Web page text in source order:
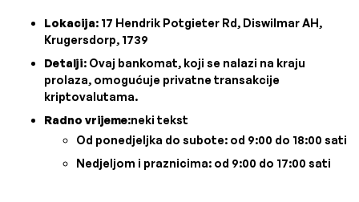
Lokacija: 17 Hendrik Potgieter Rd, Diswilmar AH,
Krugersdorp, 1739
Detalji: Ovaj bankomat, koji se nalazi na kraju
prolaza, omogućuje privatne transakcije
kriptovalutama.
Radno vrijeme:neki tekst
Od ponedjeljka do subote: od 9:00 do 18:00 sati
Nedjeljom i praznicima: od 9:00 do 17:00 sati